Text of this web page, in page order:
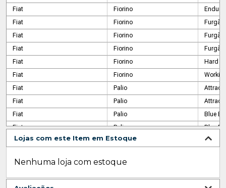
Fiat
Fiorino
Fiat
Fiorino
Furgão
Fiat
Fiorino
Furgão
Fiat
Fiorino
Furgão
Fiat
Fiorino
Hard
Fiat
Fiorino
Fiat
Palio
Fiat
Palio
Fiat
Palio
Blue
Fiat
Palio
Blue
Fiat
Palio
Fiat
Palio
Fiat
Palio
Lojas com este Item em Estoque
Nenhuma loja com estoque